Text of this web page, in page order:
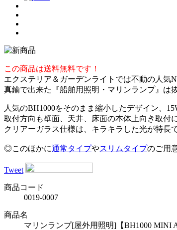
この商品は送料無料です！
エクステリア＆ガーデンライトでは不動の人気
真鍮で出来た『船舶用照明・マリンランプ』は
人気のBH1000をそのまま縮小したデザイン、
取付方向も壁面、天井、床面の本体上向き取付
クリアーガラス仕様は、キラキラした光が特長
◎このほかに通常タイプやスリムタイプのご用
Tweet
商品コード
0019-0007
商品名
マリンランプ[屋外用照明]【BH1000 MINI